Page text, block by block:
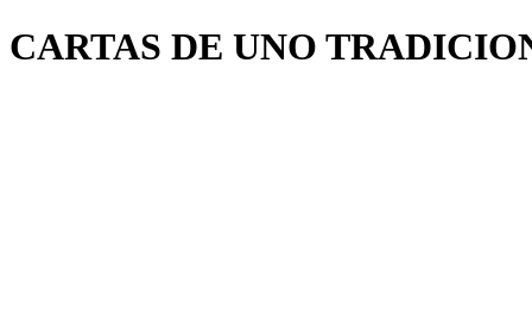
CARTAS DE UNO